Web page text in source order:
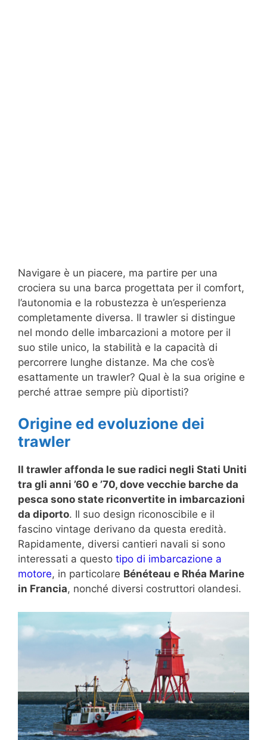
Navigare è un piacere, ma partire per una
crociera su una barca progettata per il comfort,
l’autonomia e la robustezza è un’esperienza
completamente diversa. Il trawler si distingue
nel mondo delle imbarcazioni a motore per il
suo stile unico, la stabilità e la capacità di
percorrere lunghe distanze. Ma che cos’è
esattamente un trawler? Qual è la sua origine e
perché attrae sempre più diportisti?
Origine ed evoluzione dei
trawler
Il trawler affonda le sue radici negli Stati Uniti
tra gli anni ’60 e ’70, dove vecchie barche da
pesca sono state riconvertite in imbarcazioni
da diporto. Il suo design riconoscibile e il
fascino vintage derivano da questa eredità.
Rapidamente, diversi cantieri navali si sono
interessati a questo tipo di imbarcazione a
motore, in particolare Bénéteau e Rhéa Marine
in Francia, nonché diversi costruttori olandesi.